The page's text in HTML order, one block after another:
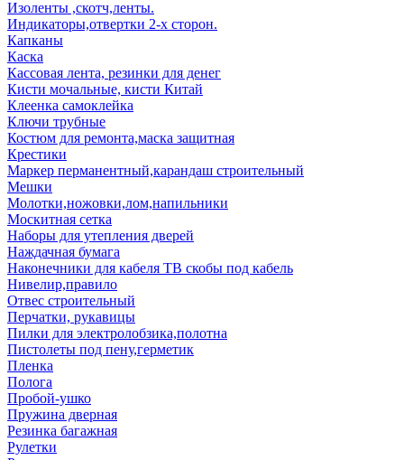
Изоленты ,скотч,ленты.
Индикаторы,отвертки 2-х сторон.
Капканы
Каска
Кассовая лента, резинки для денег
Кисти мочальные, кисти Китай
Клеенка самоклейка
Ключи трубные
Костюм для ремонта,маска защитная
Крестики
Маркер перманентный,карандаш строительный
Мешки
Молотки,ножовки,лом,напильники
Москитная сетка
Наборы для утепления дверей
Наждачная бумага
Наконечники для кабеля ТВ скобы под кабель
Нивелир,правило
Отвес строительный
Перчатки, рукавицы
Пилки для электролобзика,полотна
Пистолеты под пену,герметик
Пленка
Полога
Пробой-ушко
Пружина дверная
Резинка багажная
Рулетки